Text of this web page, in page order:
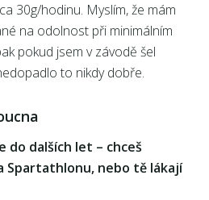
30g/hodinu. Myslím, že mám
na odolnost při minimálním
pokud jsem v závodě šel
to nikdy dobře.
do dalších let – chceš
Spartathlonu, nebo tě lákají